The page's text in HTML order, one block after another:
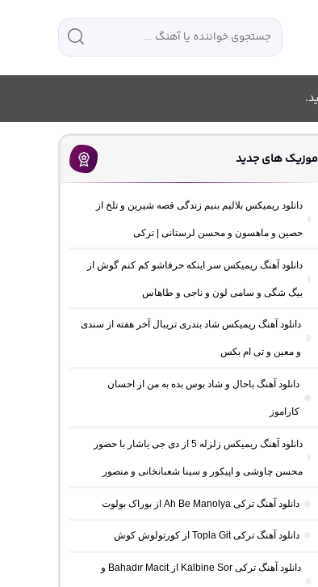
موزیک های جدید
دانلود ریمیکس بلالیم بنیم زندگی قصه شیرین و تلخ از
حصین و ماهسون و محسن لرستانی | ترکی
دانلود آهنگ ریمیکس سر اینکه حرفاشو کم کنم گوش از
بیگ شگی و سامی لون و ناجی و طاهاس
دانلود آهنگ ریمیکس شاد بندری تریبال آخر هفته از سندی
و معین و تی ام بکس
دانلود آهنگ باحال و شاد بوس بده به من از احسان
کاراموز
دانلود آهنگ ریمیکس زلزله 5 از دی جی یاشار با حضور
محسن چاوشی و اپیکور و سینا شعبانخانی و منصور
دانلود آهنگ ترکی Ah Be Manolya از بوراک بولوت
دانلود آهنگ ترکی Topla Git از کورتولوش کوش
دانلود آهنگ ترکی Kalbine Sor از Bahadır Macit و